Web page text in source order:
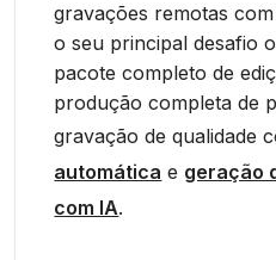
gravações remotas
o seu principal desafio
pacote completo de
produção completa de
gravação de qualidade
automática e geração
com IA.